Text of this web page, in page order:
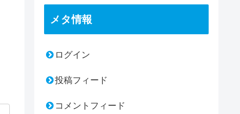
メタ情報
ログイン
投稿フィード
コメントフィード